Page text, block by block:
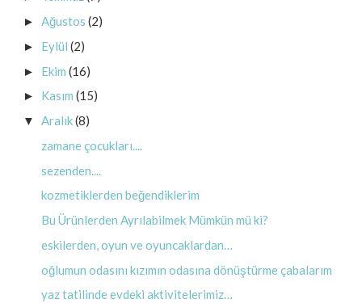
► Ağustos (2)
► Eylül (2)
► Ekim (16)
► Kasım (15)
▼ Aralık(8)
zamane çocukları....
sezenden....
kozmetiklerden beğendiklerim
Bu Ürünlerden Ayrılabilmek Mümkün mü ki?
eskilerden, oyun ve oyuncaklardan…
oğlumun odasını kızımın odasına dönüştürme çabalarım
yaz tatilinde evdeki aktivitelerimiz…